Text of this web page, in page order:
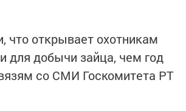
что открывает охотникам
для добычи зайца, чем год
со СМИ Госкомитета РТ